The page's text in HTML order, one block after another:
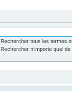
Rechercher tous les termes
Rechercher n’importe quel